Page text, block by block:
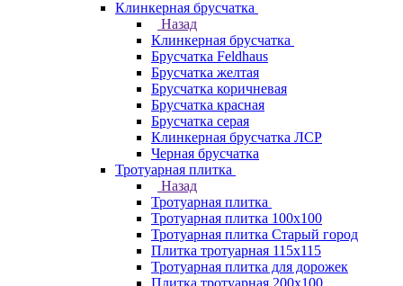
Клинкерная брусчатка
Назад
Клинкерная брусчатка
Брусчатка Feldhaus
Брусчатка желтая
Брусчатка коричневая
Брусчатка красная
Брусчатка серая
Клинкерная брусчатка ЛСР
Черная брусчатка
Тротуарная плитка
Назад
Тротуарная плитка
Тротуарная плитка 100x100
Тротуарная плитка Старый город
Плитка тротуарная 115x115
Тротуарная плитка для дорожек
Плитка тротуарная 200х100